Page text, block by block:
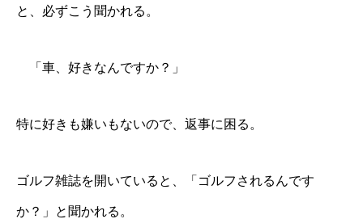
と、必ずこう聞かれる。
「車、好きなんですか？」
特に好きも嫌いもないので、返事に困る。
ゴルフ雑誌を開いていると、「ゴルフされるんです
か？」と聞かれる。